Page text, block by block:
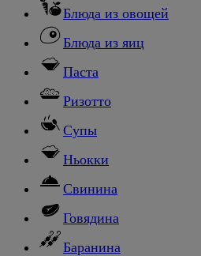
Блюда из овощей
Блюда из яиц
Паста
Ризотто
Супы
Ньокки
Свинина
Говядина
Баранина